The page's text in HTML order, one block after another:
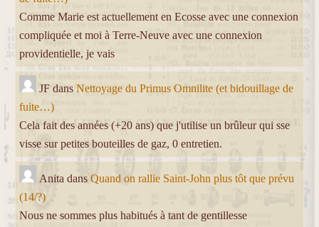
Comme Marie est actuellement en Ecosse avec une connexion
compliquée et moi à Terre-Neuve avec une connexion
providentielle, je vais
JF dans Nettoyage du Primus Omnilite (et bidouillage de
fuite…)
Cela fait des années (+20 ans) que j'utilise un brûleur qui sse
visse sur petites bouteilles de gaz, 0 entretien.
Anita dans Quand on rallie Saint-John plus tôt que prévu
(14/?)
Nous ne sommes plus habitués à tant de gentillesse